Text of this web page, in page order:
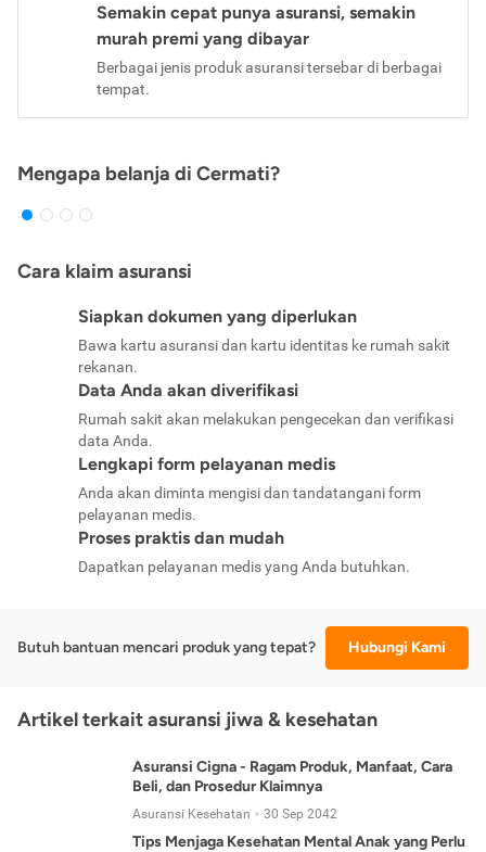
Semakin cepat punya asuransi, semakin
murah premi yang dibayar
Berbagai jenis produk asuransi tersebar di berbagai
tempat.
Mengapa belanja di Cermati?
Cara klaim asuransi
Siapkan dokumen yang diperlukan
Bawa kartu asuransi dan kartu identitas ke rumah sakit
rekanan.
Data Anda akan diverifikasi
Rumah sakit akan melakukan pengecekan dan verifikasi
data Anda.
Lengkapi form pelayanan medis
Anda akan diminta mengisi dan tandatangani form
pelayanan medis.
Proses praktis dan mudah
Dapatkan pelayanan medis yang Anda butuhkan.
Butuh bantuan mencari produk yang tepat? Hubungi Kami
Artikel terkait asuransi jiwa & kesehatan
Asuransi Cigna - Ragam Produk, Manfaat, Cara
Beli, dan Prosedur Klaimnya
Asuransi Kesehatan 30 Sep 2042
Tips Menjaga Kesehatan Mental Anak yang Perlu